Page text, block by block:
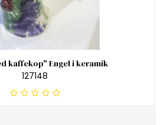
kaffekop" Engel i keramik
127148